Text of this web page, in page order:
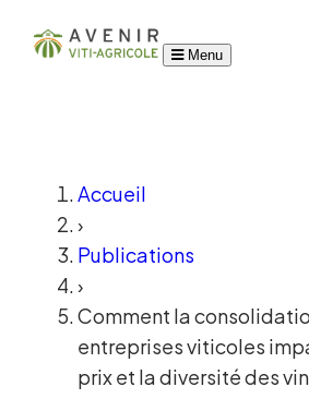
Menu
Accueil
›
Publications
›
Comment la
entreprises viticoles
prix et la diversité des